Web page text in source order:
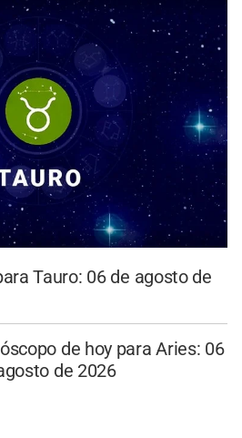
Tauro: 06 de agosto de
de hoy para Aries: 06
de 2026